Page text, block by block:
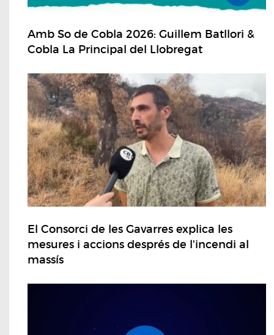
Amb So de Cobla 2026: Guillem Batllori &
Cobla La Principal del Llobregat
El Consorci de les Gavarres explica les
mesures i accions després de l'incendi al
massís